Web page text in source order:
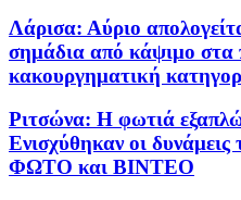
Λάρισα: Αύριο
σημάδια από κάψιμο στα
κακουργηματική
Ριτσώνα: Η φωτιά
Ενισχύθηκαν οι
ΦΩΤΟ και ΒΙΝΤΕΟ